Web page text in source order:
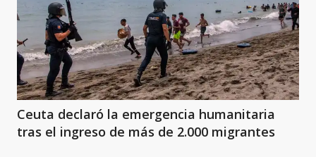
Ceuta declaró la emergencia humanitaria
tras el ingreso de más de 2.000 migrantes